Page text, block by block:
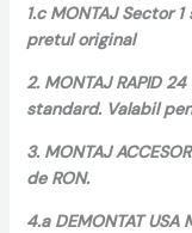
1.c MONTAJ Sector
pretul original
2. MONTAJ RAPID
standard. Valabil
3. MONTAJ
de RON.
4.a DEMONTAT USA